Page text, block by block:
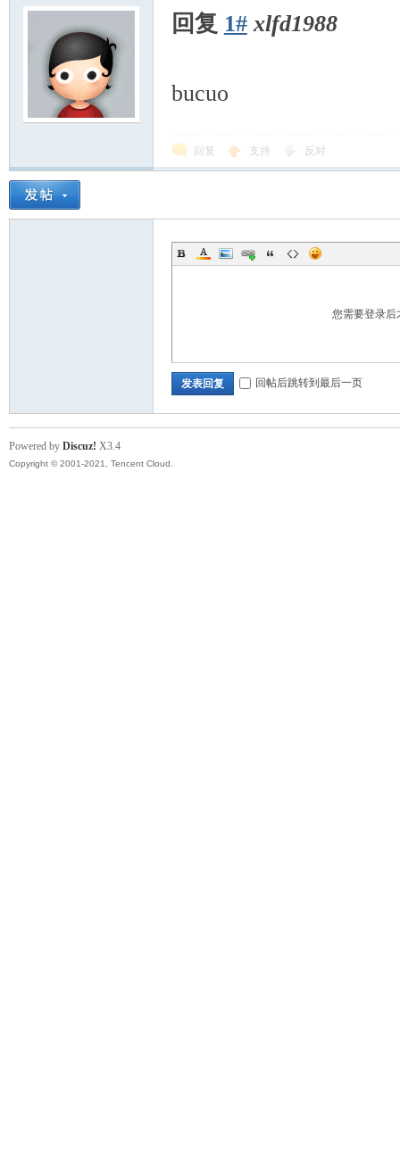
回复 1# xlfd1988
bucuo
回复 支持 反对
您需要登录
发表回复 回帖后跳转到最后一页
Powered by Discuz! X3.4
Copyright © 2001-2021, Tencent Cloud.